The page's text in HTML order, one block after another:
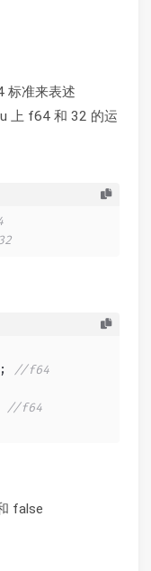
标准来表述
上 f64 和 32 的运
; //f64
//f64
false